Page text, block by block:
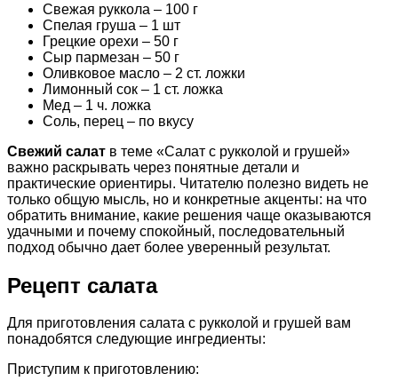
Свежая руккола – 100 г
Спелая груша – 1 шт
Грецкие орехи – 50 г
Сыр пармезан – 50 г
Оливковое масло – 2 ст. ложки
Лимонный сок – 1 ст. ложка
Мед – 1 ч. ложка
Соль, перец – по вкусу
Свежий салат в теме «Салат с рукколой и грушей»
важно раскрывать через понятные детали и
практические ориентиры. Читателю полезно видеть не
только общую мысль, но и конкретные акценты: на что
обратить внимание, какие решения чаще оказываются
удачными и почему спокойный, последовательный
подход обычно дает более уверенный результат.
Рецепт салата
Для приготовления салата с рукколой и грушей вам
понадобятся следующие ингредиенты:
Приступим к приготовлению: